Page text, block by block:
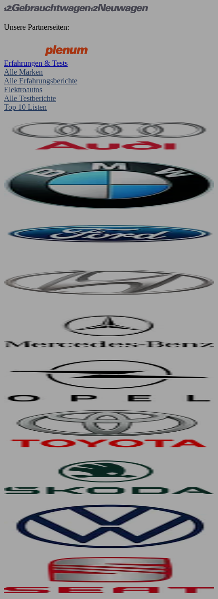
Unsere Partnerseiten:
Erfahrungen & Tests
Alle Marken
Alle Erfahrungsberichte
Elektroautos
Alle Testberichte
Top 10 Listen